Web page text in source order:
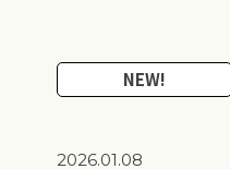
NEW!
2026.01.08